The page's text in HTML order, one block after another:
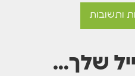
ותשובות
שלך…